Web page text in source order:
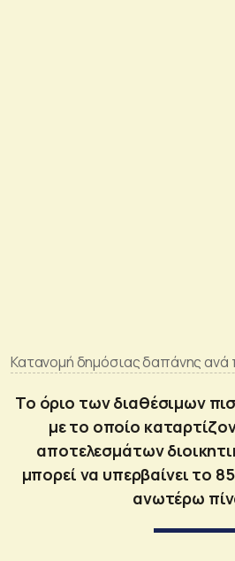
Κατανομή δημόσιας δαπάνης ανά
Το όριο των διαθέσιμων
με το οποίο
αποτελεσμάτων
μπορεί να υπερβαίνει το
ανωτέρω